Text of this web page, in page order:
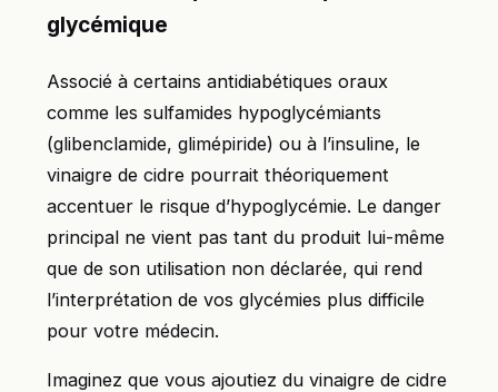
glycémique
Associé à certains antidiabétiques oraux
comme les sulfamides hypoglycémiants
(glibenclamide, glimépiride) ou à l’insuline, le
vinaigre de cidre pourrait théoriquement
accentuer le risque d’hypoglycémie. Le danger
principal ne vient pas tant du produit lui-même
que de son utilisation non déclarée, qui rend
l’interprétation de vos glycémies plus difficile
pour votre médecin.
Imaginez que vous ajoutiez du vinaigre de cidre